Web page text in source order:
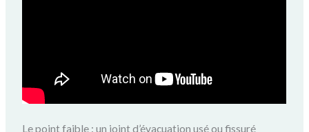
Le point faible : un joint d’évacuation usé ou fissuré